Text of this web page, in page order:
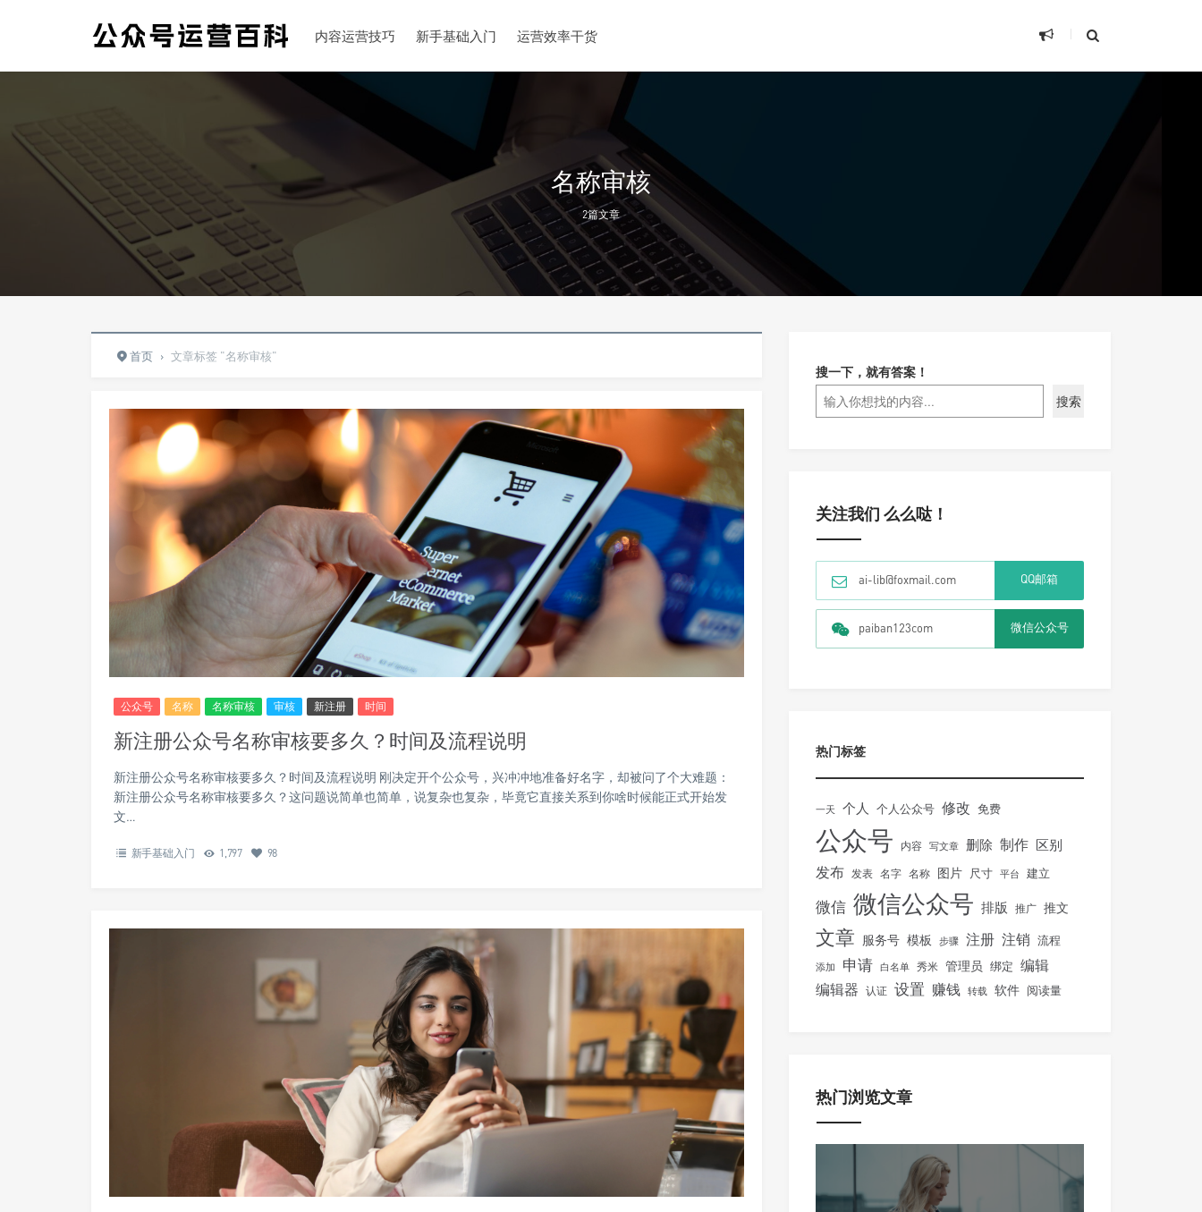
内容运营技巧 新手基础入门 运营效率干货
名称审核
2篇文章
首页 › 文章标签 "名称审核"
公众号 名称 名称审核 审核 新注册 时间
新注册公众号名称审核要多久？时间及流程说明
新注册公众号名称审核要多久？时间及流程说明 刚决定开个公众号，兴冲冲地准备好名字，却被问了个大难题：
新注册公众号名称审核要多久？这问题说简单也简单，说复杂也复杂，毕竟它直接关系到你啥时候能正式开始发
文…
新手基础入门 1,797 98
搜一下，就有答案！
搜索
关注我们 么么哒！
ai-lib@foxmail.com QQ邮箱
paiban123com 微信公众号
热门标签
一天 个人 个人公众号 修改 免费
公众号 内容 写文章 删除 制作 区别
发布 发表 名字 名称 图片 尺寸 平台 建立
微信 微信公众号 排版 推广 推文
文章 服务号 模板 步骤 注册 注销 流程
添加 申请 白名单 秀米 管理员 绑定 编辑
编辑器
认证 设置 赚钱 转载 软件 阅读量
热门浏览文章